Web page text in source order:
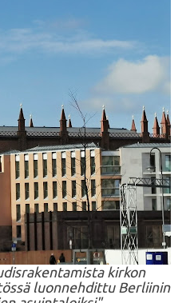
kirkon
luonnehdittu Berliinin